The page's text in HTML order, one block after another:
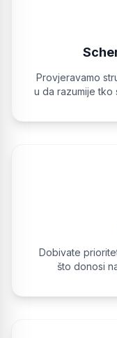
Provjeravamo
u da razumije tko
Dobivate
što donosi